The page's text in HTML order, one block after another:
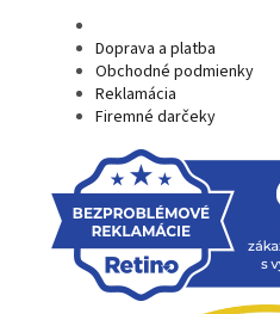
Doprava a platba
Obchodné podmienky
Reklamácia
Firemné darčeky